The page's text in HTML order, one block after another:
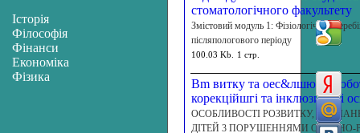
стоматологічного факультету
Змістовий модуль 1: Фізіологічний
післяпологового періоду
100.03 Kb. 1 стр.
Bm витку та оес&лшюсті
корекційшгі та інклюзивноі
ОСОБЛИВОСТІ РОЗВИТКУ,
ДІТЕЙ 3 ПОРУШЕННЯМИ ОПОРНО-
Історія
Філософія
Фінанси
Економіка
Фізика